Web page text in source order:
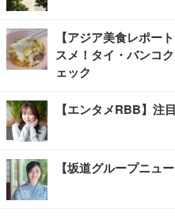
【アジア美食レポー
スメ！タイ・バンコ
ェック
【エンタメRBB】注
【坂道グループニュ